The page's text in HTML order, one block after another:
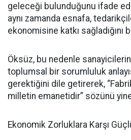
geleceği bulunduğunu ifade
aynı zamanda esnafa,
ekonomisine katkı sağladığını
Öksüz, bu nedenle
toplumsal bir sorumluluk
gerektiğini dile getirerek,
milletin emanetidir” sözünü
Ekonomik Zorluklara Karşı